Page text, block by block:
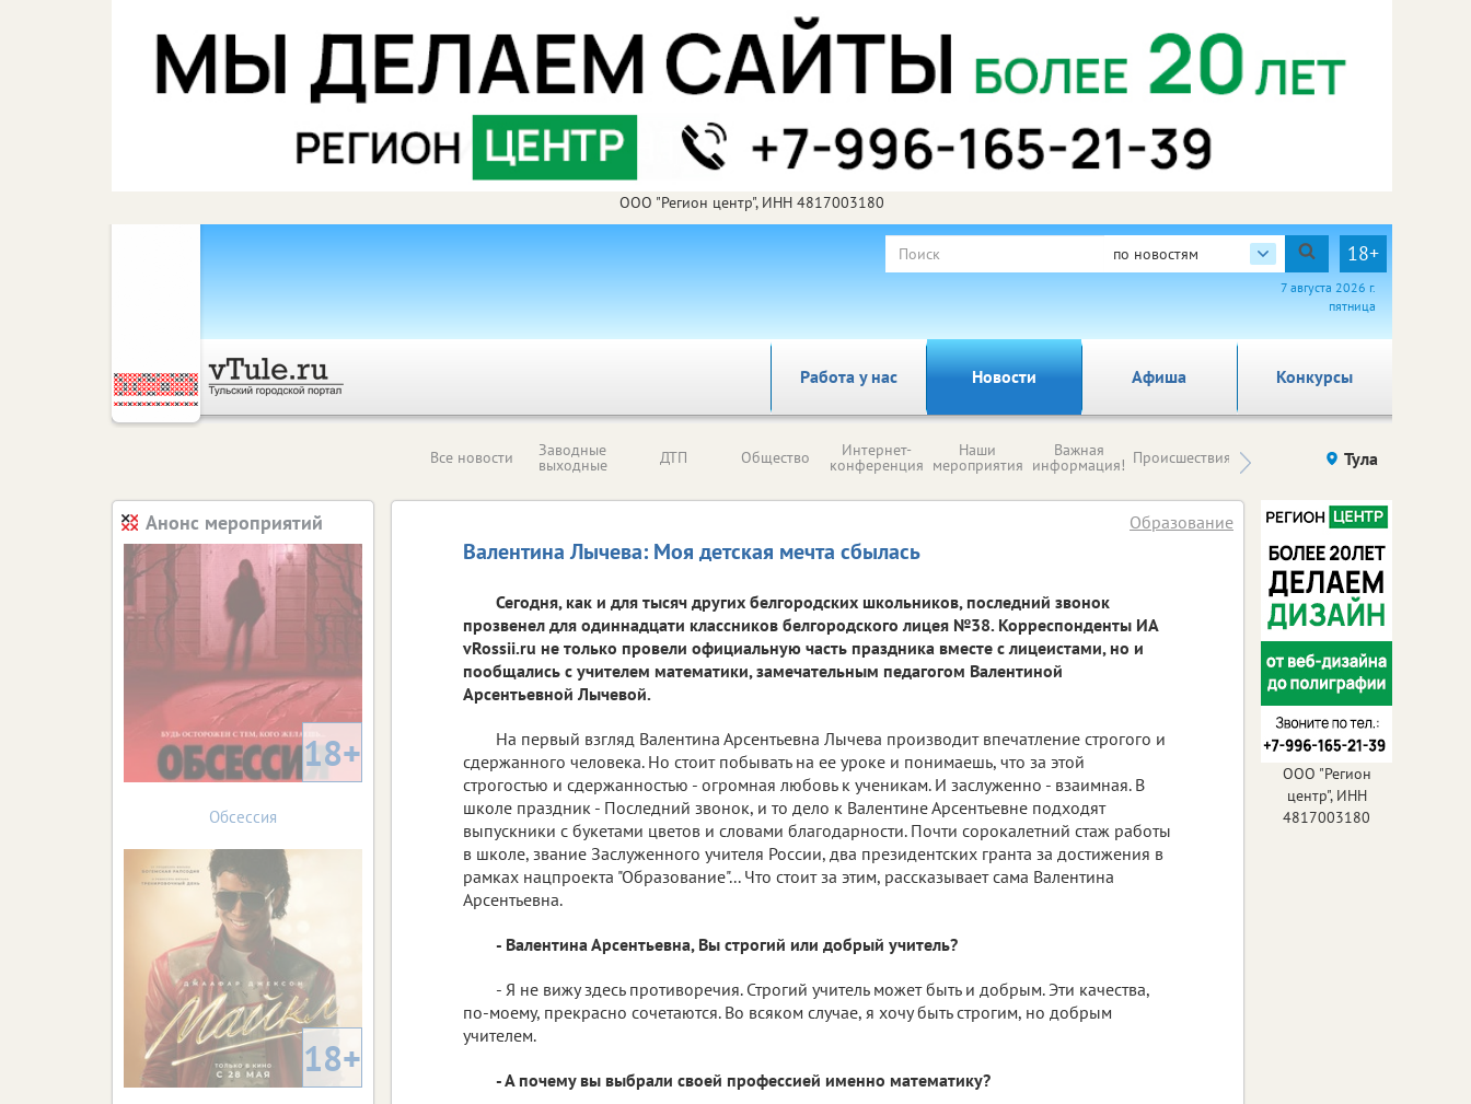
ООО "Регион центр", ИНН 4817003180
по новостям 18+
7 августа 2026 г.
пятница
Работа у нас Новости Афиша Конкурсы
Все новости Заводные
выходные ДТП Общество Интернет-
конференция
Наши
мероприятия
Важная
информация! Происшествия Здоровье компаний (на
Тула
Валентина Лычева: Моя детская мечта сбылась
Образование
Сегодня, как и для тысяч других белгородских школьников, последний звонок
прозвенел для одиннадцати классников белгородского лицея №38. Корреспонденты ИА
vRossii.ru не только провели официальную часть праздника вместе с лицеистами, но и
пообщались с учителем математики, замечательным педагогом Валентиной
Арсентьевной Лычевой.
На первый взгляд Валентина Арсентьевна Лычева производит впечатление строгого и
сдержанного человека. Но стоит побывать на ее уроке и понимаешь, что за этой
строгостью и сдержанностью - огромная любовь к ученикам. И заслуженно - взаимная. В
школе праздник - Последний звонок, и то дело к Валентине Арсентьевне подходят
выпускники с букетами цветов и словами благодарности. Почти сорокалетний стаж работы
в школе, звание Заслуженного учителя России, два президентских гранта за достижения в
рамках нацпроекта "Образование"... Что стоит за этим, рассказывает сама Валентина
Арсентьевна.
- Валентина Арсентьевна, Вы строгий или добрый учитель?
- Я не вижу здесь противоречия. Строгий учитель может быть и добрым. Эти качества,
по-моему, прекрасно сочетаются. Во всяком случае, я хочу быть строгим, но добрым
учителем.
- А почему вы выбрали своей профессией именно математику?
Анонс мероприятий
18+
Обсессия
18+
ООО "Регион
центр", ИНН
4817003180